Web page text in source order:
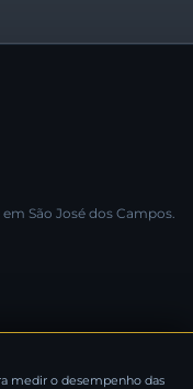
São José dos Campos.
medir o desempenho das